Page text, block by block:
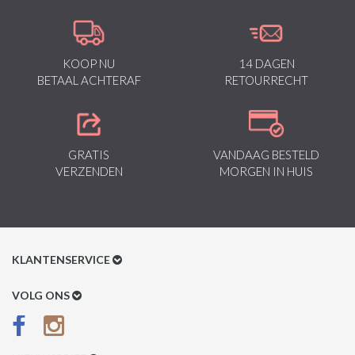
KOOP NU
BETAAL ACHTERAF
14 DAGEN
RETOURRECHT
GRATIS
VERZENDEN
VANDAAG BESTELD
MORGEN IN HUIS
KLANTENSERVICE
Klantenservice
Betaalmethoden
VOLG ONS